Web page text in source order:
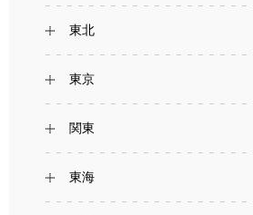
東北
東京
関東
東海